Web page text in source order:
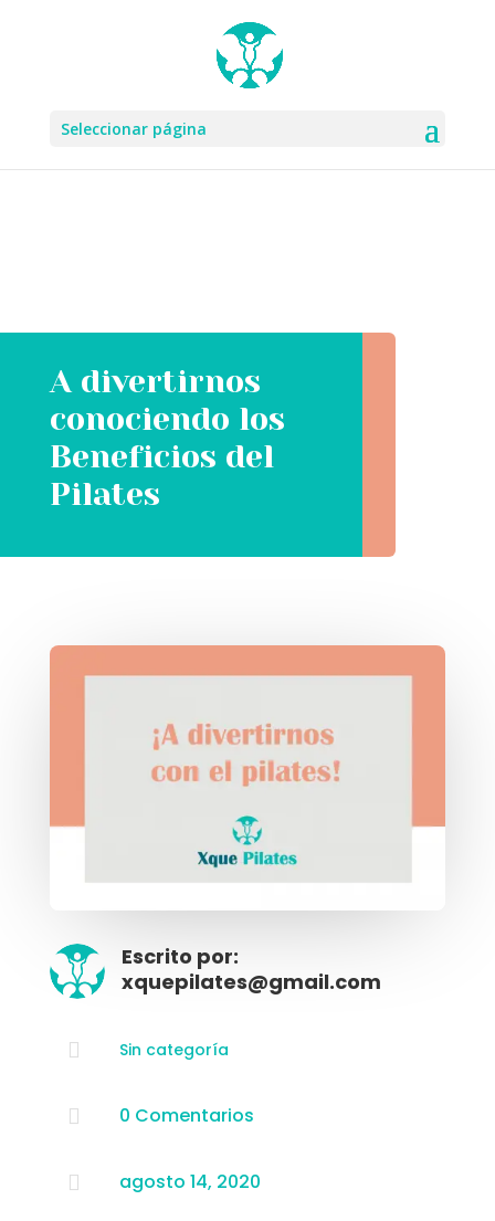
Seleccionar página
A divertirnos
conociendo los
Beneficios del
Pilates
Escrito por:
xquepilates@gmail.com
 Sin categoría
 0 Comentarios
 agosto 14, 2020